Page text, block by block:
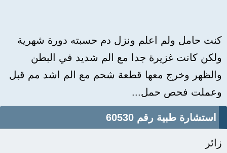
كنت حامل ولم اعلم ونزل دم حسبته دورة شهرية
ولكن كانت غزيرة جدا مع الم شديد في البطن
والظهر وخرج معها قطعة شحم مع الم اشد مم قبل
وعملت فحص حمل...
استشارة طبية رقم 60530
زائر